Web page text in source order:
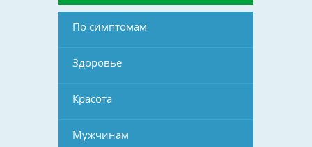
По симптомам
Здоровье
Красота
Мужчинам